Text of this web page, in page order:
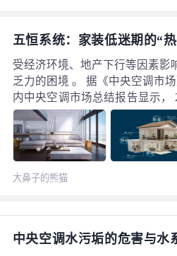
五恒系统：家装低迷期的“
受经济环境、地产下行等因素影
乏力的困境 。 据《中央空调市
内中央空调市场总结报告显示，
下滑21.6% ，市场承压进一步
大鼻子的熊猫
中央空调水污垢的危害与水